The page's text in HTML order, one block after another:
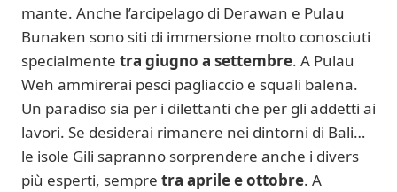
mante. Anche l’arcipelago di Derawan e Pulau
Bunaken sono siti di immersione molto conosciuti
specialmente tra giugno a settembre. A Pulau
Weh ammirerai pesci pagliaccio e squali balena.
Un paradiso sia per i dilettanti che per gli addetti ai
lavori. Se desiderai rimanere nei dintorni di Bali…
le isole Gili sapranno sorprendere anche i divers
più esperti, sempre tra aprile e ottobre. A